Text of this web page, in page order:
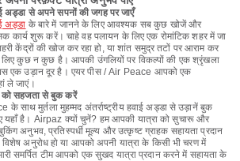
अड्डा से अपने सपनों की जगह पर जाएँ
अड्डा के बारे में जानने के लिए आवश्यक सब कुछ खोजें और
कार्य शुरू करें। चाहे वह पलायन के लिए एक रोमांटिक शहर में जा
केंद्रों की खोज कर रहा हो, या शांत समुद्र तटों पर आराम कर
लिए कुछ न कुछ है। आपकी उंगलियों पर विकल्पों की एक श्रृंखला
एक उड़ान दूर है। एयर पीस / Air Peace आपको एक
ले जाएं।
सहजता से बुक करें
साथ मुर्तला मुहम्मद अंतर्राष्ट्रीय हवाई अड्डा से उड़ानें बुक
यहाँ है। Airpaz क्यों चुनें? हम आपकी यात्रा को सुचारू और
अनुभव, प्रतिस्पर्धी मूल्य और उत्कृष्ट ग्राहक सहायता प्रदान
अनुरोध हो या आपको अपनी यात्रा के किसी भी चरण में
समर्पित टीम आपको एक सुखद यात्रा प्रदान करने में सहायता के